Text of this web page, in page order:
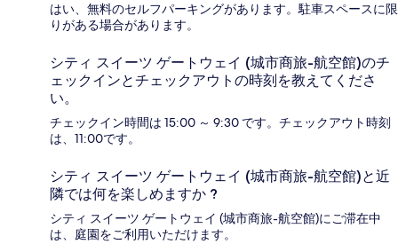
はい、無料のセルフパーキングがあります。駐車スペースに限
りがある場合があります。
シティ スイーツ ゲートウェイ (城市商旅-航空館)のチ
ェックインとチェックアウトの時刻を教えてくださ
い。
チェックイン時間は 15:00 ～ 9:30 です。チェックアウト時刻
は、11:00です。
シティ スイーツ ゲートウェイ (城市商旅-航空館)と近
隣では何を楽しめますか ?
シティ スイーツ ゲートウェイ (城市商旅-航空館)にご滞在中
は、庭園をご利用いただけます。